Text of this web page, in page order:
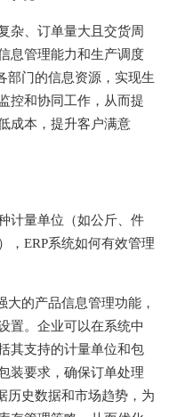
杂、订单量大且交货周
息管理能力和生产调度
部门的信息资源，实现生
控和协同工作，从而提
成本，提升客户满意
计量单位（如公斤、件
，ERP系统如何有效管理
大的产品信息管理功能，
置。企业可以在系统中
其支持的计量单位和包
装要求，确保订单处理
历史数据和市场趋势，为